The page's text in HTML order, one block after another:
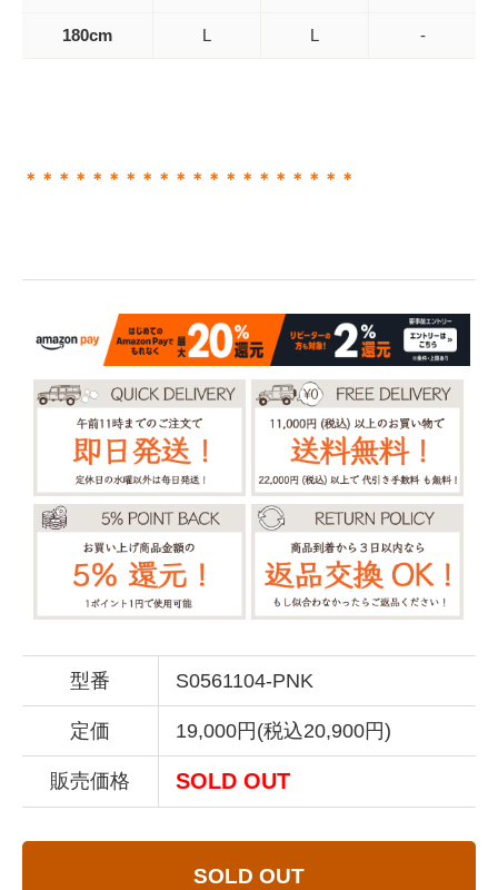
180cm L L -
＊＊＊＊＊＊＊＊＊＊＊＊＊＊＊＊＊＊＊＊
型番 S0561104-PNK
定価 19,000円(税込20,900円)
販売価格 SOLD OUT
SOLD OUT